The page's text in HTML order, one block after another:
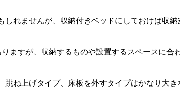
れませんが、収納付きベッドにしておけば収
ますが、収納するものや設置するスペースに合
ね上げタイプ、床板を外すタイプはかなり大き